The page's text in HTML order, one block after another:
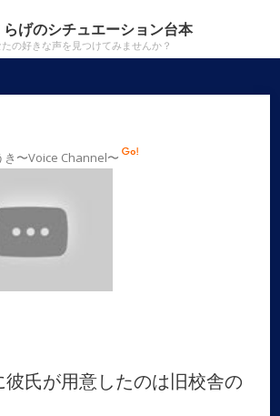
げのシチュエーション台本
たの好きな声を見つけてみませんか？
き〜Voice Channel〜
氏が用意したのは旧校舎の